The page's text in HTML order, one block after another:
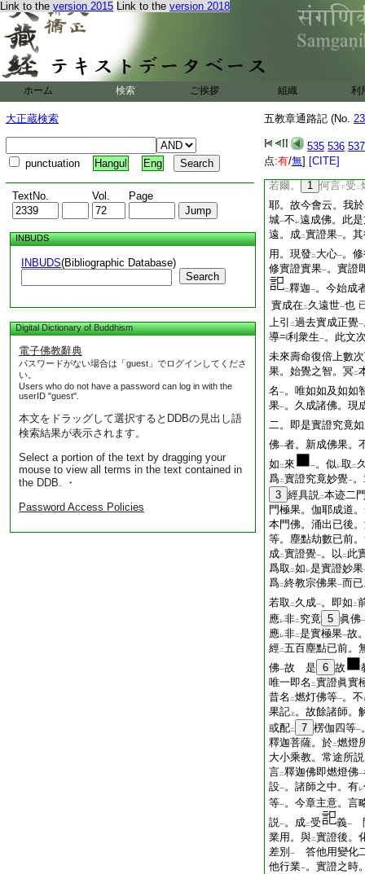
Link to the version 2015 Link to the version 2018
ホーム 検索 ご挨拶 組織 利
大正蔵検索
punctuation Hangul Eng
TextNo. Vol. Page
INBUDS
INBUDS(Bibliographic Database)
Search
Digital Dictionary of Buddhism
電子佛教辭典
パスワードがない場合は「guest」でログインしてくださ
い。
Users who do not have a password can log in with the
userID "guest".
本文をドラッグして選択するとDDBの見出し語
検索結果が表示されます。
Select a portion of the text by dragging your
mouse to view all terms in the text contained in
the DDB. ・
Password Access Policies
五教章通路記 (No.
535 536 537
点:有/無] [CITE]
久遠實果 。即顯
章又云我説於燃灯
已前所引經文次下
頻説。我昔最初。値
大劫 。第二阿僧祇
正覺
一。號中釋迦牟
此所 6 成果。應
若爾。
1 何言下受 二
耶。故今會云。我於
城一不 レ遠成佛。此
遠。成二實證果一。
用。現發 二 大心一。
修實證實果一。實證
二釋迦一。今始成
實成在二 久遠世一也
上引 二過去實成正覺一
導
利衆生一。此文
未來壽命復倍上數
果。始覺之智。冥二
名 一。唯如如及如如
果一。久成諸佛。現
二。即是實證究竟
佛一者。新成佛果。
如 二來 一。似レ取 二
爲二實證究竟妙覺一
3 經具説二本迹二
門極果。伽耶成道
本門佛。涌出已後
等。塵點劫數已前
成二實證覺一。以 二 此
爲取 二如 レ是實證妙果
爲二終教宗佛果一而
若取 二 久成一。即如 二
應レ非二 究竟 5 眞佛一
應レ非二是實極果一故
經二五百塵點已前。
佛一故 是 6 故
唯一即名 二實證眞實
昔名 二燃灯佛等一。不
果記 上 。故餘諸師。
或配二 7 楞伽四等一
釋迦菩薩。於二燃燈
大小乘教。常途所
言二釋迦佛即燃燈佛一
設一。諸師之中。有レ
等一。今章主意。言
説一。成二受 義一
業用。與二實證後。
差別 一
答他用變化
他行業一。實證之時